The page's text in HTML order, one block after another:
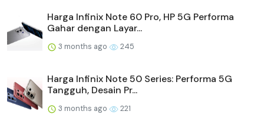
Harga Infinix Note 60 Pro, HP 5G Performa
Gahar dengan Layar...
3 months ago 245
Harga Infinix Note 50 Series: Performa 5G
Tangguh, Desain Pr...
3 months ago 221